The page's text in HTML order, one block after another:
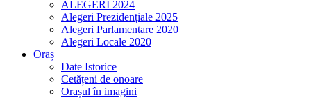
ALEGERI 2024
Alegeri Prezidențiale 2025
Alegeri Parlamentare 2020
Alegeri Locale 2020
Oraș
Date Istorice
Cetățeni de onoare
Orașul în imagini